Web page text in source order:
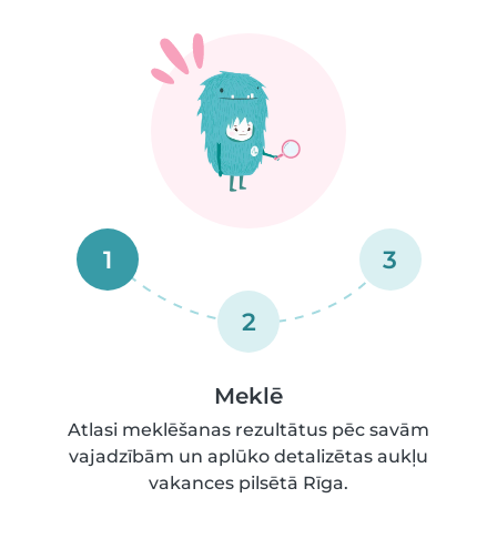
1
2
3
Meklē
Atlasi meklēšanas rezultātus pēc savām
vajadzībām un aplūko detalizētas aukļu
vakances pilsētā Rīga.